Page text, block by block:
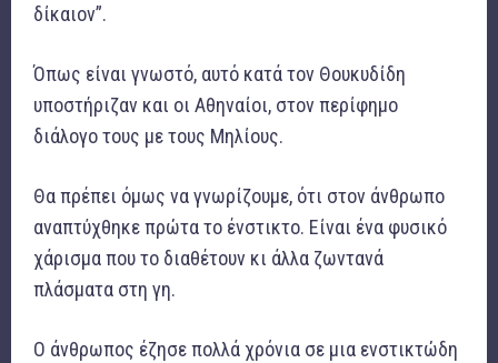
δίκαιον”.
Όπως είναι γνωστό, αυτό κατά τον Θουκυδίδη
υποστήριζαν και οι Αθηναίοι, στον περίφημο
διάλογο τους με τους Μηλίους.
Θα πρέπει όμως να γνωρίζουμε, ότι στον άνθρωπο
αναπτύχθηκε πρώτα το ένστικτο. Είναι ένα φυσικό
χάρισμα που το διαθέτουν κι άλλα ζωντανά
πλάσματα στη γη.
Ο άνθρωπος έζησε πολλά χρόνια σε μια ενστικτώδη